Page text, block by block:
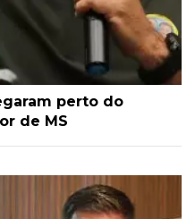
perto do
de MS